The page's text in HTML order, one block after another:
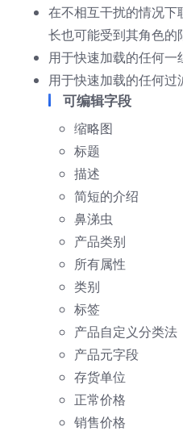
在不相互干扰的情况
长也可能受到其角色的
用于快速加载的任何一
用于快速加载的任何
可编辑字段
缩略图
标题
描述
简短的介绍
鼻涕虫
产品类别
所有属性
类别
标签
产品自定义分类法
产品元字段
存货单位
正常价格
销售价格